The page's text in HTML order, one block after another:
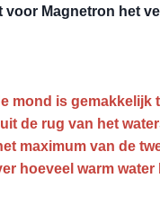
Magnetron het
mond is
de rug van het
maximum van de
hoeveel warm water